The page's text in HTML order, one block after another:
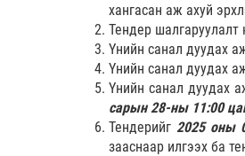
хангасан аж ахуй
Тендер шалгаруулалт
Үнийн санал дуудах
Үнийн санал дуудах
Үнийн санал дуудах
сарын 28-ны 11:00
Тендерийг 2025 оны
зааснаар илгээх ба